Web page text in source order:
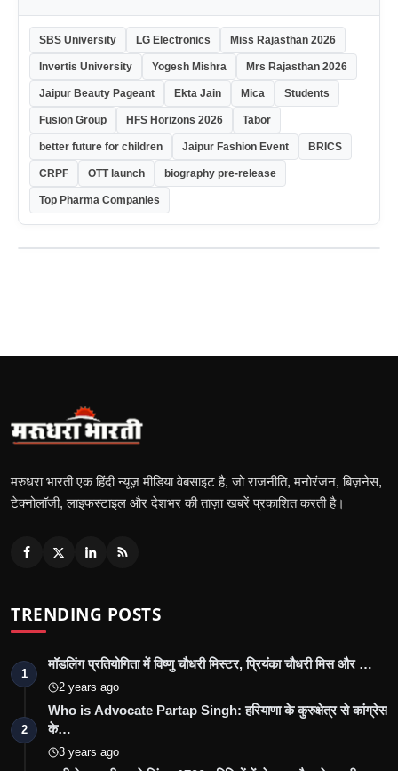
SBS University LG Electronics Miss Rajasthan 2026
Invertis University Yogesh Mishra Mrs Rajasthan 2026
Jaipur Beauty Pageant Ekta Jain Mica Students
Fusion Group HFS Horizons 2026 Tabor
better future for children Jaipur Fashion Event BRICS
CRPF OTT launch biography pre-release
Top Pharma Companies
मरुधरा भारती एक हिंदी न्यूज़ मीडिया वेबसाइट है, जो राजनीति, मनोरंजन, बिज़नेस,
टेक्नोलॉजी, लाइफस्टाइल और देशभर की ताज़ा खबरें प्रकाशित करती है।
TRENDING POSTS
1
मॉडलिंग प्रतियोगिता में विष्णु चौधरी मिस्टर, प्रियंका चौधरी मिस और …
2 years ago
2
Who is Advocate Partap Singh: हरियाणा के कुरुक्षेत्र से कांग्रेस
के…
3 years ago